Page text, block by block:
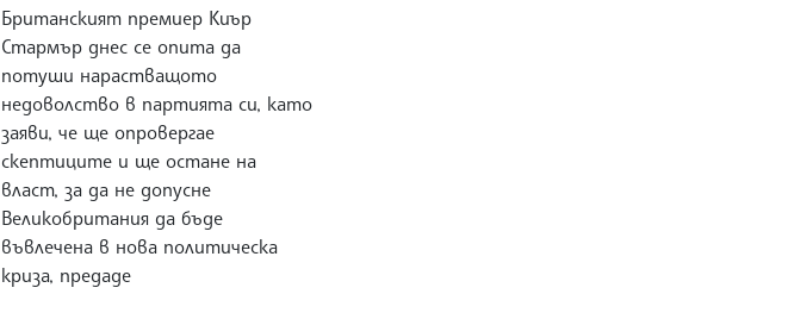
Британският премиер Киър
Стармър днес се опита да
потуши нарастващото
недоволство в партията си, като
заяви, че ще опровергае
скептиците и ще остане на
власт, за да не допусне
Великобритания да бъде
въвлечена в нова политическа
криза, предаде